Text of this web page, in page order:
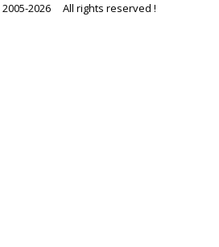
2026 All rights reserved !